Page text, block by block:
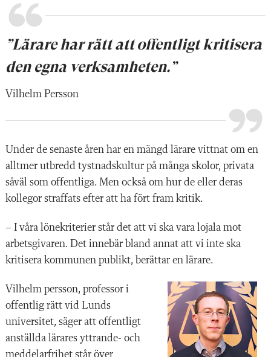
”Lärare har rätt att offentligt kritisera
den egna verksamheten.”
Vilhelm Persson
Under de senaste åren har en mängd lärare vittnat om en
alltmer utbredd tystnadskultur på många skolor, privata
såväl som offentliga. Men också om hur de eller deras
kollegor straffats efter att ha fört fram kritik.
– I våra lönekriterier står det att vi ska vara lojala mot
arbetsgivaren. Det innebär bland annat att vi inte ska
kritisera kommunen publikt, berättar en lärare.
Vilhelm persson, professor i
offentlig rätt vid Lunds
universitet, säger att offentligt
anställda lärares yttrande- och
meddelarfrihet står över